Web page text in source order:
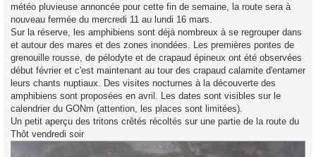
météo pluvieuse annoncée pour cette fin de semaine, la route sera à
nouveau fermée du mercredi 11 au lundi 16 mars.
Sur la réserve, les amphibiens sont déjà nombreux à se regrouper dans
et autour des mares et des zones inondées. Les premières pontes de
grenouille rousse, de pélodyte et de crapaud épineux ont été observées
début février et c'est maintenant au tour des crapaud calamite d'entamer
leurs chants nuptiaux. Des visites nocturnes à la découverte des
amphibiens sont proposées en avril. Les dates sont visibles sur le
calendrier du GONm (attention, les places sont limitées).
Un petit aperçu des tritons crêtés récoltés sur une partie de la route du
Thôt vendredi soir